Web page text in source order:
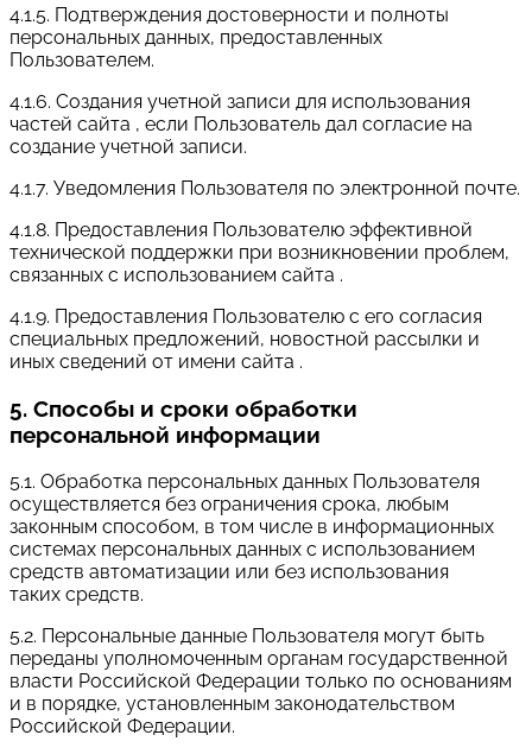
4.1.5. Подтверждения достоверности и полноты
персональных данных, предоставленных
Пользователем.
4.1.6. Создания учетной записи для использования
частей сайта , если Пользователь дал согласие на
создание учетной записи.
4.1.7. Уведомления Пользователя по электронной почте.
4.1.8. Предоставления Пользователю эффективной
технической поддержки при возникновении проблем,
связанных с использованием сайта .
4.1.9. Предоставления Пользователю с его согласия
специальных предложений, новостной рассылки и
иных сведений от имени сайта .
5. Способы и сроки обработки
персональной информации
5.1. Обработка персональных данных Пользователя
осуществляется без ограничения срока, любым
законным способом, в том числе в информационных
системах персональных данных с использованием
средств автоматизации или без использования
таких средств.
5.2. Персональные данные Пользователя могут быть
переданы уполномоченным органам государственной
власти Российской Федерации только по основаниям
и в порядке, установленным законодательством
Российской Федерации.